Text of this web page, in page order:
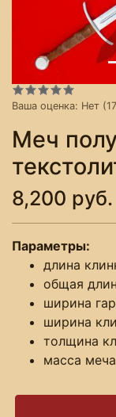
Ваша оценка: Нет (17
Меч
8,200 руб.
Параметры:
длина
общая
ширина
ширина
толщина
масса